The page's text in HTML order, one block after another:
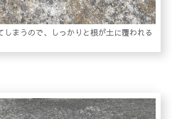
まうので、しっかりと根が土に覆われる